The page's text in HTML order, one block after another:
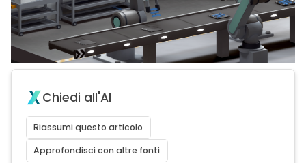
Chiedi all'AI
Riassumi questo articolo
Approfondisci con altre fonti